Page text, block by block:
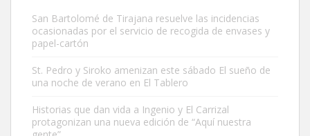
Busco adopción responsable para mi perra. Pastor alemán,
hembra, 4 años. Por motivos personales ...
San Bartolomé de Tirajana resuelve las incidencias
ocasionadas por el servicio de recogida de envases y
papel-cartón
St. Pedro y Siroko amenizan este sábado El sueño de
una noche de verano en El Tablero
Historias que dan vida a Ingenio y El Carrizal
protagonizan una nueva edición de “Aquí nuestra